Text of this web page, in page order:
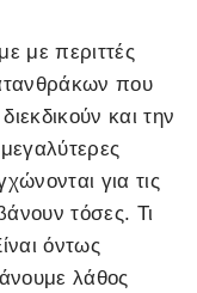
με περιττές
που
και την
για τις
τόσες. Τι
όντως
λάθος